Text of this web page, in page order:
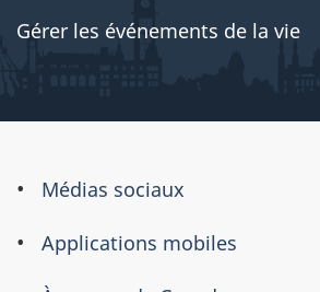
Gérer les événements de la vie
À
propos
Médias sociaux
Applications mobiles